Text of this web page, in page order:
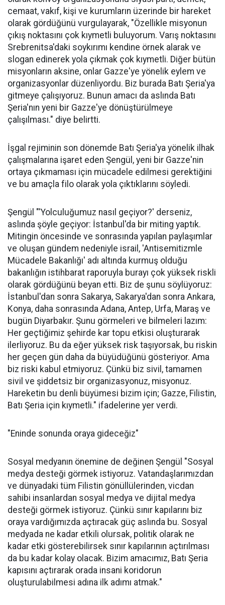
HABERE YORUM KAT
UYARI: Küfür, hakaret, rencide edici cümleler veya imalar, inançlara saldırı
içeren, imla kuralları ile yazılmamış,
Türkçe karakter kullanılmayan ve büyük harflerle yazılmış yorumlar
onaylanmamaktadır.
18:15
09 Ağustos 2026
Filistin Konvoyu büyüyor: 500 aktivist
değil, tüm vicdan sahipleriyle
Uluslararası Filistin Konvoyu aktivisleri,Diyarbakır'daki
karşılamadan duydukları memnuniyeti dile getirirken
sayı olarak 500 kişi olsalar da aslında tüm Türkiye'nin
desteğiyle yol aldıklarının altını çizdi
Sitemize destek olmak için
Haberler
'de takip edin ✰işaretine
basmayı unutmayın